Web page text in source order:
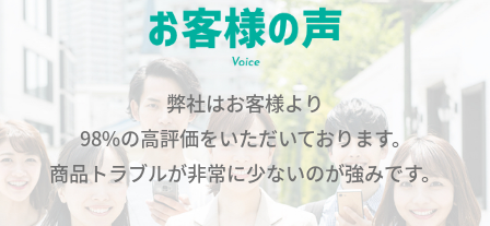
弊社はお客様より
98%の高評価をいただいております。
商品トラブルが非常に少ないのが強みです。